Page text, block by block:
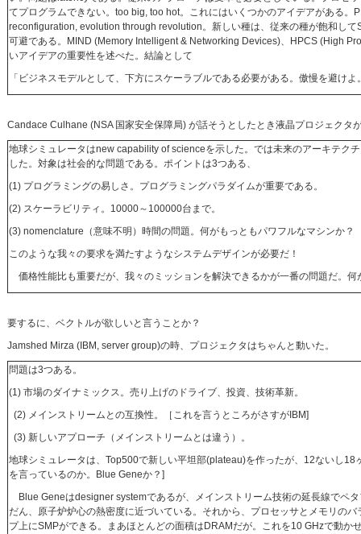
てプログラムできない。too big, too hot。これにはいくつかのアイデアがある。
reconfiguration, evolution through revolution。新しい種は、従来の種が飽和して
可避である。MIND (Memory Intelligent & Networking Devices)、HPCS (High
いアイデアの重要性を述べた。結論として
「ビジネスモデルとして、下方にスケーラブルである必要がある。傲慢を避けよ
Candace Culhane (NSA 国家安全保障局) が話そうとしたとき液晶プロジェクタ
地球シミュレータはnew capability of scienceを示した。では未来のアーキテク
した。対象は社会的な問題である。ポイントは3つある、
(1) プログラミングの易しさ。プログラミングパラダイムが重要である。
(2) スケーラビリティ。10000～100000台まで。
(3) nomenclature（意味不明）時間の問題。何がもっともパワフルなマシンか？
このような我々の要求を満たすようなシステムデザインが必要だ！
価格性能比も重要だが、我々のミッションを解決できるかが一番の問題だ。
要するに、ベクトルが欲しいと言うことか？
Jamshed Mirza (IBM, server group)の時、プロジェクタはちゃんと動いた。
問題は3つある。
(1) 市場のダイナミックス。売り上げのドライブ、投資、技術革新。
(2) メインストリームとの互換性。［これを言うところがさすがIBM]
(3) 新しいアプローチ（メインストリームとは違う）。
地球シミュレータは、Top500で新しい平坦部(plateau)を作ったが、12ないし18
を言っているのか。Blue Geneか？]
Blue Geneはdesigner systemであるが、メインストリーム技術の延長線でペ
だん、原子炉炉心の熱密度に近づいている。それから、プロセッサとメモリの
プ上にSMPができる。まあほとんどの面積はDRAMだが。これを10 GHzで動か